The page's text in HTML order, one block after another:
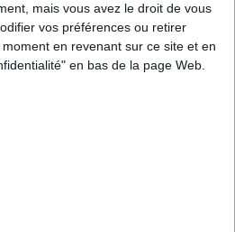
mais vous avez le droit de vous
vos préférences ou retirer
en revenant sur ce site et en
en bas de la page Web.
coréens à tester d’urgence